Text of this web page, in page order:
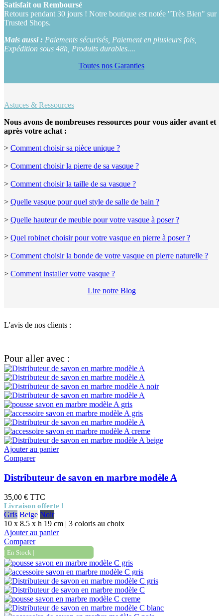
Satisfait ou Remboursé
Retours pendant 30 jours ! Notre boutique est notée "Très Bien" sur
Trusted Shops.
Mais aussi : Paiements sécurisés, Paiement en plusieurs fois,
Expédition sous 48h, Produits durables....
Toutes nos Garanties
Astuces & Ressources
Nous avons de nombreuses ressources pour vous aider avant et
après votre achat :
> Comment choisir sa pièce unique ?
> Comment choisir la pierre de sa vasque ?
> Comment choisir la taille de sa vasque ?
> Quelle vasque pour quel style de salle de bain ?
> Quelle hauteur de meuble pour votre vasque à poser ?
> Quel robinet choisir pour votre vasque en pierre à poser ?
> Comment choisir la bonde de votre vasque en pierre naturelle ?
> Comment installer votre vasque ?
Lire notre Blog
L'avis de nos clients :
Pour aller avec :
Ajouter au panier
Comparer
Distributeur de savon en marbre modèle A
35,00 € TTC
Livraison offerte !
Gris Beige Noir
10 x 8.5 x h 19 cm | 3 coloris au choix
Ajouter au panier
Comparer
| En Stock |